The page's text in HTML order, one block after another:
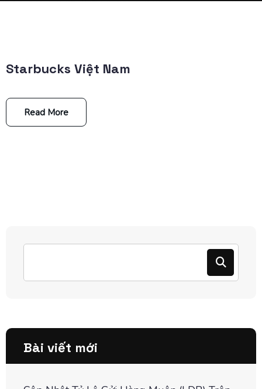
Starbucks Việt Nam
Read More
Bài viết mới